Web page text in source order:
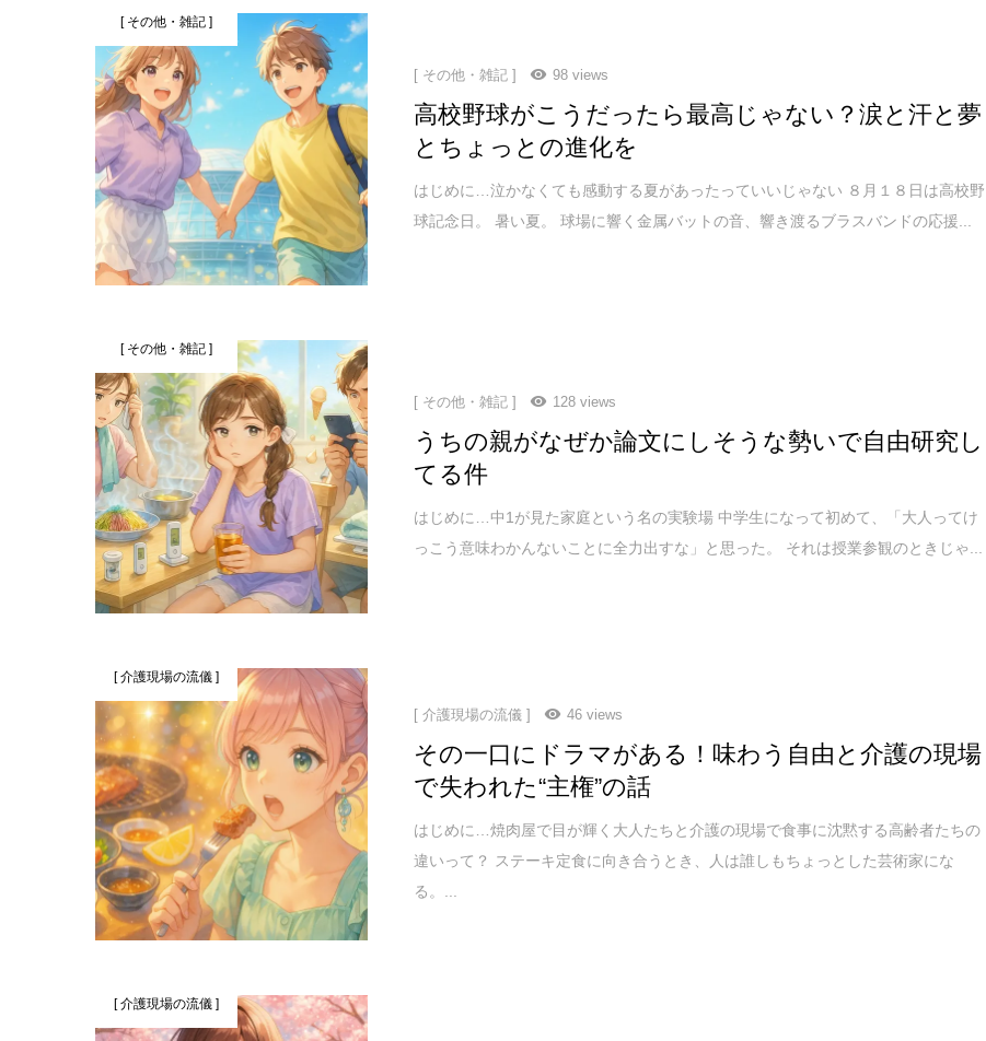
[ その他・雑記 ]
[ その他・雑記 ] 98 views
高校野球がこうだったら最高じゃない？涙と汗と夢
とちょっとの進化を
はじめに…泣かなくても感動する夏があったっていいじゃない ８月１８日は高校野
球記念日。 暑い夏。 球場に響く金属バットの音、響き渡るブラスバンドの応援...
[ その他・雑記 ]
[ その他・雑記 ] 128 views
うちの親がなぜか論文にしそうな勢いで自由研究し
てる件
はじめに…中1が見た家庭という名の実験場 中学生になって初めて、「大人ってけ
っこう意味わかんないことに全力出すな」と思った。 それは授業参観のときじゃ...
[ 介護現場の流儀 ]
[ 介護現場の流儀 ] 46 views
その一口にドラマがある！味わう自由と介護の現場
で失われた“主権”の話
はじめに…焼肉屋で目が輝く大人たちと介護の現場で食事に沈黙する高齢者たちの
違いって？ ステーキ定食に向き合うとき、人は誰しもちょっとした芸術家にな
る。...
[ 介護現場の流儀 ]